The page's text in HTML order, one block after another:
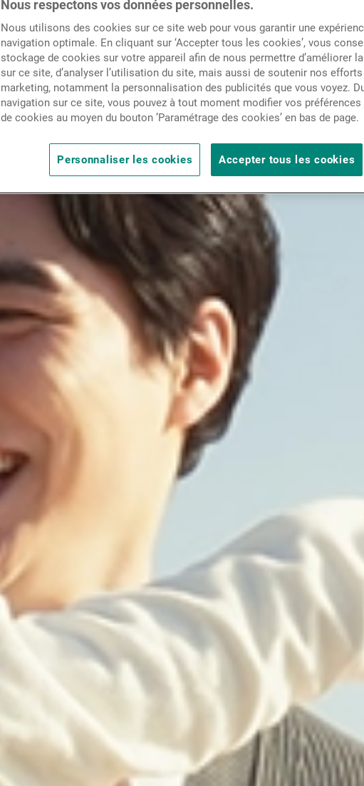
Actualités
Contacts
Nous respectons vos données personnelles.
Nous utilisons des cookies sur ce site web pour vous garantir une
navigation optimale. En cliquant sur ‘Accepter tous les cookies’, vous
stockage de cookies sur votre appareil afin de nous permettre d’améliorer
sur ce site, d’analyser l’utilisation du site, mais aussi de soutenir nos
marketing, notamment la personnalisation des publicités que vous voyez.
navigation sur ce site, vous pouvez à tout moment modifier vos
de cookies au moyen du bouton ’Paramétrage des cookies’ en bas de page.
Personnaliser les cookies Accepter tous les cookies